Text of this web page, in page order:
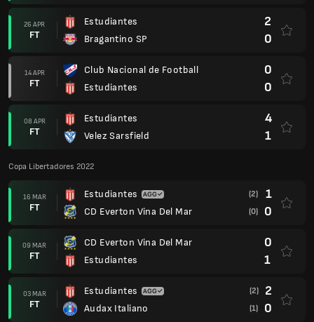
26 APR
FT
Estudiantes
Bragantino SP
2
0
14 APR
FT
Club Nacional de Football
Estudiantes
0
0
08 APR
FT
Estudiantes
Velez Sarsfield
4
1
Copa Libertadores 2022
16 MAR
FT
Estudiantes
CD Everton Vina Del Mar
(2) 1
(0) 0
09 MAR
FT
CD Everton Vina Del Mar
Estudiantes
0
1
03 MAR
FT
Estudiantes
Audax Italiano
(2) 2
(1) 0